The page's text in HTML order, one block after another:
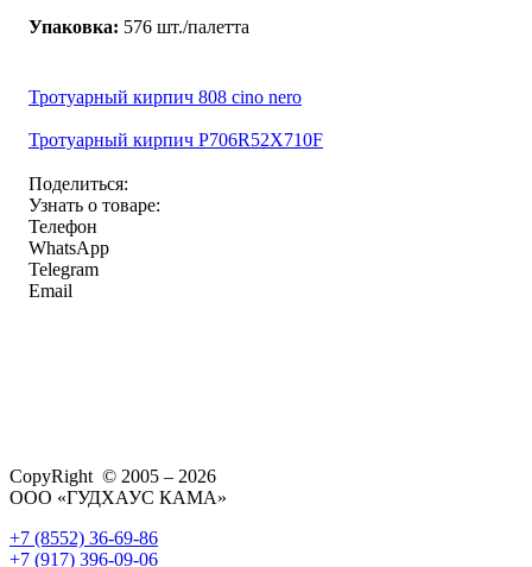
Упаковка: 576 шт./палетта
Тротуарный кирпич 808 cino nero
Тротуарный кирпич P706R52X710F
Поделиться:
Узнать о товаре:
Телефон
WhatsApp
Telegram
Email
CopyRight © 2005 – 2026
ООО «ГУДХАУС КАМА»
+7 (8552) 36-69-86
+7 (917) 396-09-06